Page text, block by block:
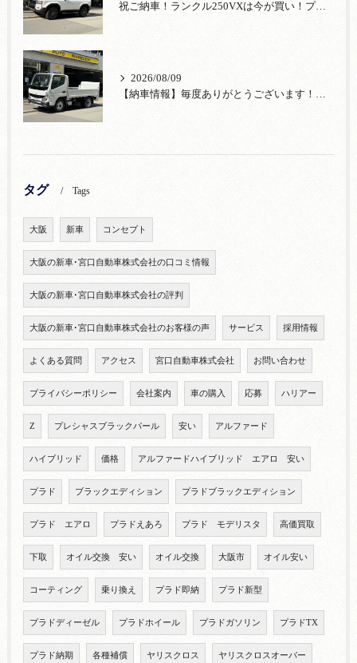
祝ご納車！ランクル250VXは今が買い！プラドからお乗換感謝【宮口自動車】
2026/08/09
【納車情報】毎度ありがとうございます！三菱ふそう新車キャンターをご納車
タグ Tags
大阪 新車 コンセプト
大阪の新車･宮口自動車株式会社の口コミ情報
大阪の新車･宮口自動車株式会社の評判
大阪の新車･宮口自動車株式会社のお客様の声 サービス 採用情報
よくある質問 アクセス 宮口自動車株式会社 お問い合わせ
プライバシーポリシー 会社案内 車の購入 応募 ハリアー
Z プレシャスブラックパール 安い アルファード
ハイブリッド 価格 アルファードハイブリッド エアロ 安い
プラド ブラックエディション プラドブラックエディション
プラド エアロ プラドえあろ プラド モデリスタ 高価買取
下取 オイル交換 安い オイル交換 大阪市 オイル安い
コーティング 乗り換え プラド即納 プラド新型
プラドディーゼル プラドホイール プラドガソリン プラドTX
プラド納期 各種補償 ヤリスクロス ヤリスクロスオーバー